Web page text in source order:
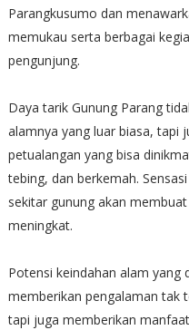
Parangkusumo dan
memukau serta berbagai
pengunjung.
Daya tarik Gunung Parang
alamnya yang luar biasa, tapi
petualangan yang bisa
tebing, dan berkemah.
sekitar gunung akan
meningkat.
Potensi keindahan alam yang
memberikan pengalaman tak
tapi juga memberikan